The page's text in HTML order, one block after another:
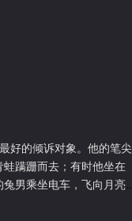
好的倾诉对象。他的笔尖
蹒跚而去；有时他坐在
男乘坐电车，飞向月亮